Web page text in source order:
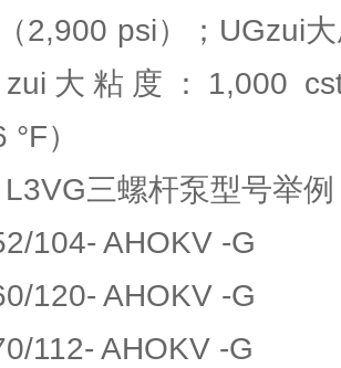
2,900 psi）；UGzui
大粘度：1,000
）
三螺杆泵型号举例
104- AHOKV -G
120- AHOKV -G
112- AHOKV -G